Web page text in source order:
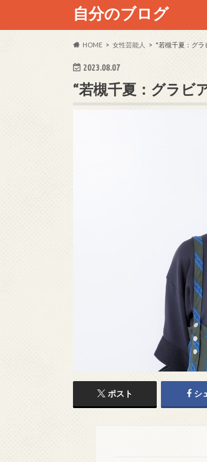
自分のブログ
HOME 女性芸能人 "若槻千夏：グラ
2023.08.07
“若槻千夏：グラビ
ポスト シ